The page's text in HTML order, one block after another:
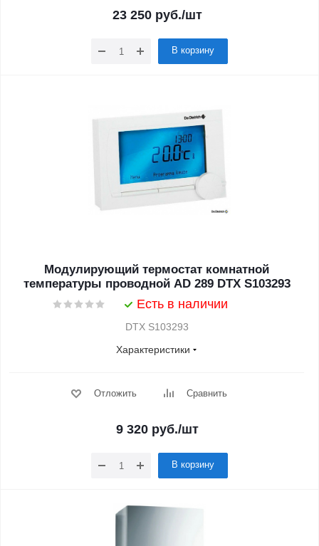
23 250руб./шт
В корзину
Модулирующий термостат комнатной
температуры проводной AD 289 DTX S103293
Есть в наличии
DTX S103293
Характеристики
Отложить Сравнить
9 320руб./шт
В корзину